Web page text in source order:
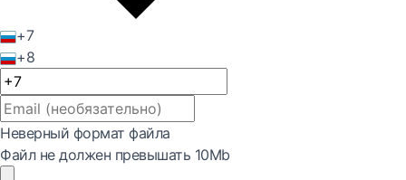
+7
+8
Неверный формат файла
Файл не должен превышать 10Mb